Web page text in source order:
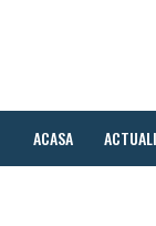
ACASA